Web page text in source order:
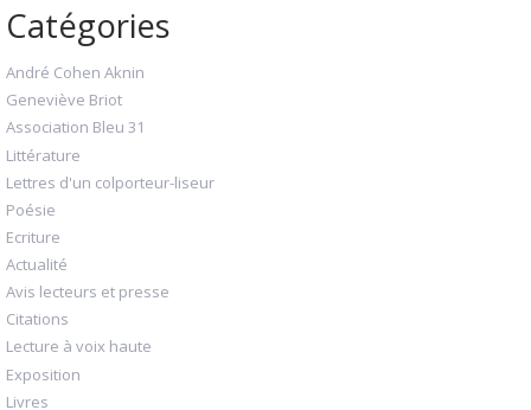
Catégories
André Cohen Aknin
Geneviève Briot
Association Bleu 31
Littérature
Lettres d'un colporteur-liseur
Poésie
Ecriture
Actualité
Avis lecteurs et presse
Citations
Lecture à voix haute
Exposition
Livres